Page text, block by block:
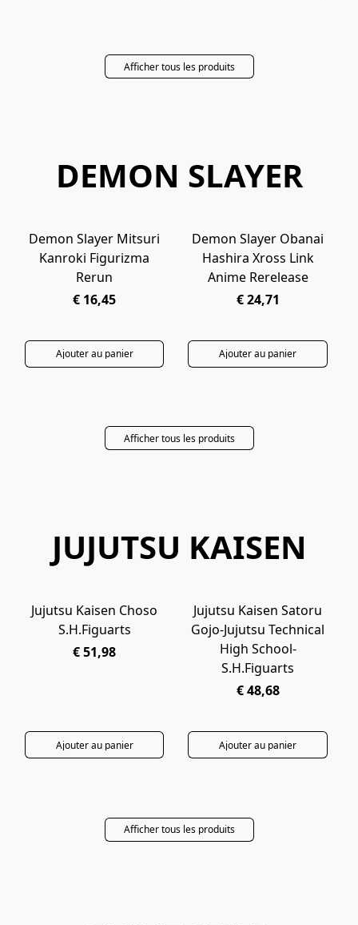
Afficher tous les produits
DEMON SLAYER
PRÉCOMMANDE
Demon Slayer Mitsuri
Kanroki Figurizma
Rerun
€ 16,45
Ajouter au panier
EN ARRIVAGE
Demon Slayer Obanai
Hashira Xross Link
Anime Rerelease
€ 24,71
Ajouter au panier
Afficher tous les produits
JUJUTSU KAISEN
PRÉCOMMANDE
Jujutsu Kaisen Choso
S.H.Figuarts
€ 51,98
Ajouter au panier
PRÉCOMMANDE
Jujutsu Kaisen Satoru
Gojo-Jujutsu Technical
High School-
S.H.Figuarts
€ 48,68
Ajouter au panier
Afficher tous les produits